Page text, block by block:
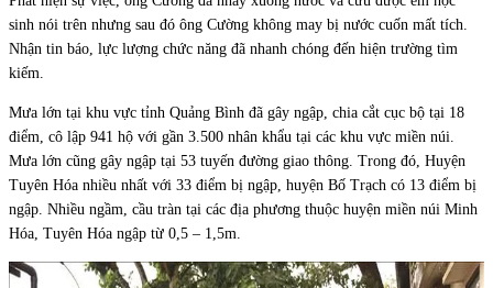
sinh nói trên nhưng sau đó ông Cường không may bị nước cuốn mất tích.
Nhận tin báo, lực lượng chức năng đã nhanh chóng đến hiện trường tìm
kiếm.
Mưa lớn tại khu vực tỉnh Quảng Bình đã gây ngập, chia cắt cục bộ tại 18
điểm, cô lập 941 hộ với gần 3.500 nhân khẩu tại các khu vực miền núi.
Mưa lớn cũng gây ngập tại 53 tuyến đường giao thông. Trong đó, Huyện
Tuyên Hóa nhiều nhất với 33 điểm bị ngập, huyện Bố Trạch có 13 điểm bị
ngập. Nhiều ngầm, cầu tràn tại các địa phương thuộc huyện miền núi Minh
Hóa, Tuyên Hóa ngập từ 0,5 – 1,5m.